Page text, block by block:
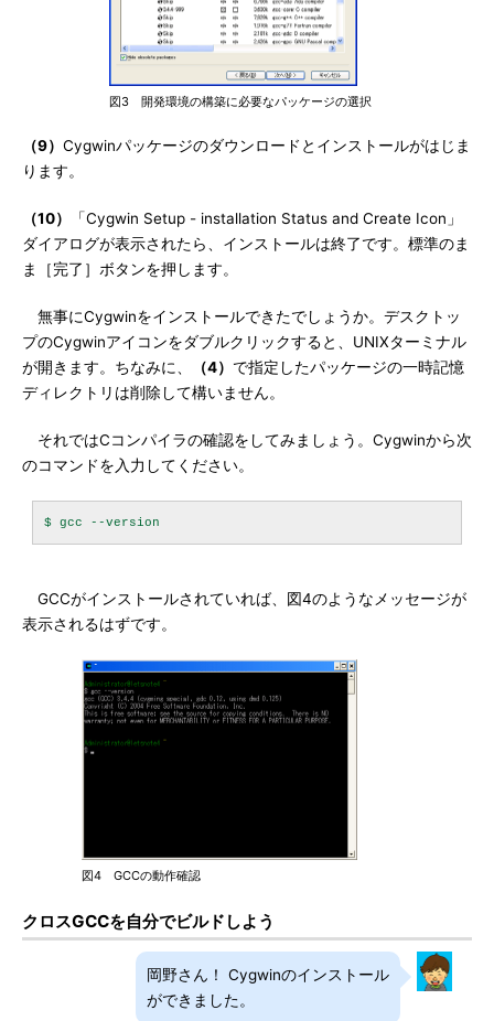
図3 開発環境の構築に必要なパッケージの選択
（9） Cygwinパッケージのダウンロードとインストールがはじま
ります。
（10）
「Cygwin Setup - installation Status and Create Icon」
ダイアログが表示されたら、インストールは終了です。標準のま
ま［完了］ボタンを押します。
無事にCygwinをインストールできたでしょうか。デスクトッ
プのCygwinアイコンをダブルクリックすると、UNIXターミナル
が開きます。ちなみに、
（4） で指定したパッケージの一時記憶
ディレクトリは削除して構いません。
それではCコンパイラの確認をしてみましょう。Cygwinから次
のコマンドを入力してください。
GCCがインストールされていれば、図4のようなメッセージが
表示されるはずです。
図4 GCCの動作確認
クロスGCCを自分でビルドしよう
岡野さん！ Cygwinのインストール
ができました。